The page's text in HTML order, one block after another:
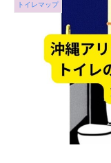
トイレマップ